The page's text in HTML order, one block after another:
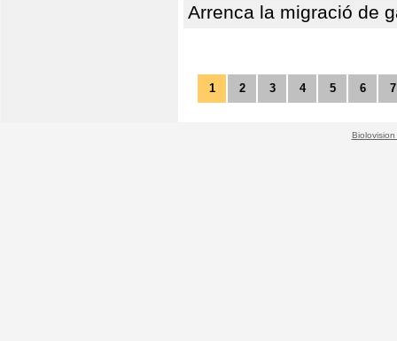
Arrenca la migració de
1 2 3 4 5 6 7
Biolovision